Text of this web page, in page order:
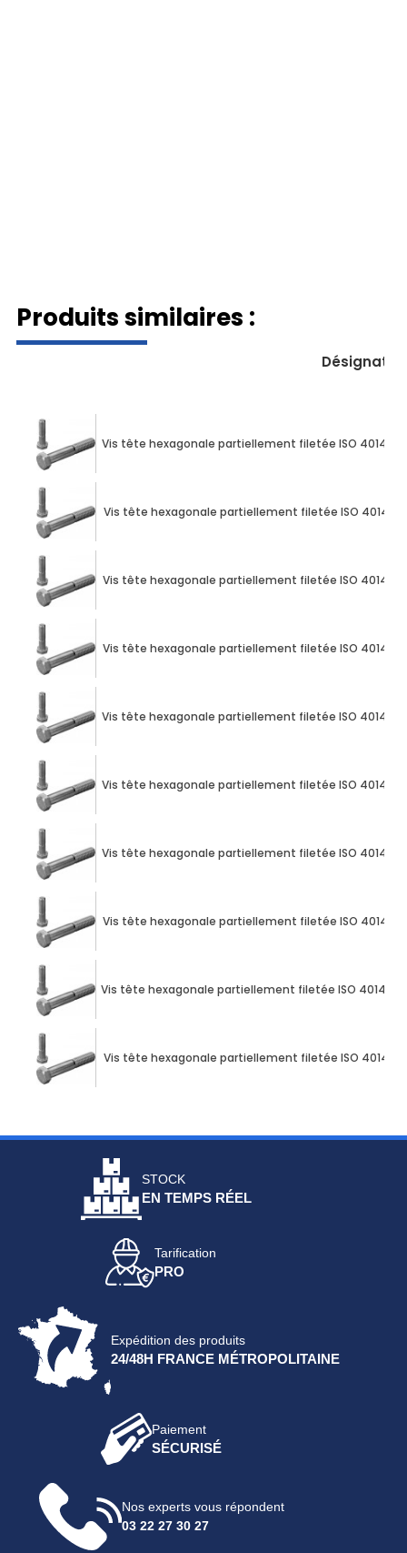
Produits similaires :
Vis tête hexagonale partiellement filetée ISO 4014 M10
Vis tête hexagonale partiellement filetée ISO 4014 M10
Vis tête hexagonale partiellement filetée ISO 4014 M10
Vis tête hexagonale partiellement filetée ISO 4014 M10
Vis tête hexagonale partiellement filetée ISO 4014 M10
Vis tête hexagonale partiellement filetée ISO 4014 M10
Vis tête hexagonale partiellement filetée ISO 4014 M10
Vis tête hexagonale partiellement filetée ISO 4014 M10
Vis tête hexagonale partiellement filetée ISO 4014 M10
Vis tête hexagonale partiellement filetée ISO 4014 M10
STOCK
EN TEMPS RÉEL
Tarification
PRO
Expédition des produits
24/48H FRANCE MÉTROPOLITAINE
Paiement
SÉCURISÉ
Nos experts vous répondent
03 22 27 30 27